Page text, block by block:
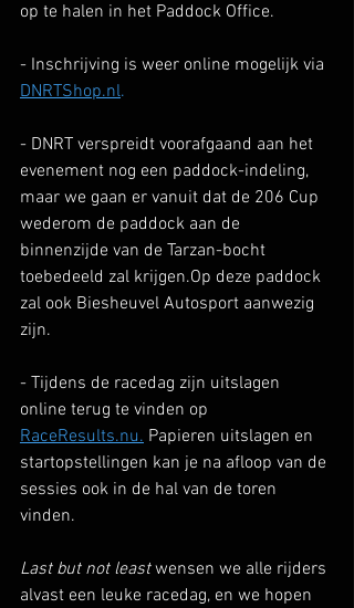
op te halen in het Paddock Office.
- Inschrijving is weer online mogelijk via
DNRTShop.nl.
- DNRT verspreidt voorafgaand aan het
evenement nog een paddock-indeling,
maar we gaan er vanuit dat de 206 Cup
wederom de paddock aan de
binnenzijde van de Tarzan-bocht
toebedeeld zal krijgen.Op deze paddock
zal ook Biesheuvel Autosport aanwezig
zijn.
- Tijdens de racedag zijn uitslagen
online terug te vinden op
RaceResults.nu. Papieren uitslagen en
startopstellingen kan je na afloop van de
sessies ook in de hal van de toren
vinden.
Last but not least wensen we alle rijders
alvast een leuke racedag, en we hopen